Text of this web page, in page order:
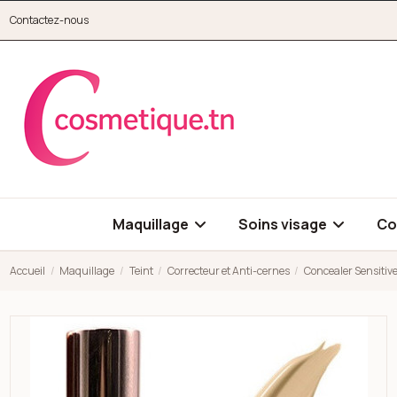
Contactez-nous
Maquillage Soins visage
Accueil Maquillage Teint Correcteur et Anti-cernes Concealer
Open high resolution image of Concealer Sensitive Mineral 3